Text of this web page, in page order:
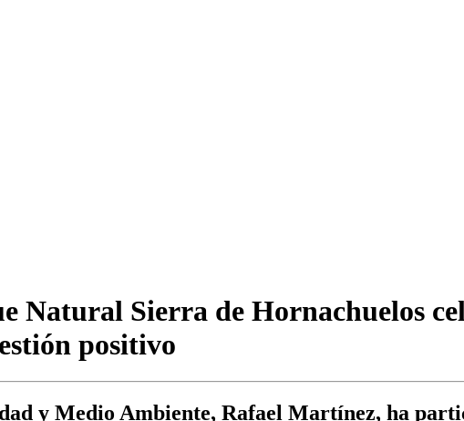
Natural Sierra de Hornachuelos
positivo
y Medio Ambiente, Rafael Martínez, ha